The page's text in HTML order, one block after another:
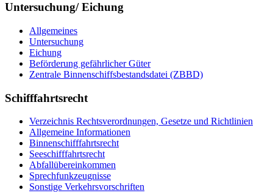
Untersuchung/ Eichung
All­ge­mei­nes
Un­ter­su­chung
Ei­chung
Be­för­de­rung ge­fähr­li­cher Gü­ter
Zen­tra­le Bin­nen­schiffs­be­stands­da­tei (ZBBD)
Schifffahrtsrecht
Ver­zeich­nis Rechts­ver­ord­nun­gen, Ge­set­ze und Richt­li­ni­en
All­ge­mei­ne In­for­ma­tio­nen
Bin­nen­schiff­fahrts­recht
See­schiff­fahrts­recht
Ab­fall­über­ein­kom­men
Sprech­funk­zeug­nis­se
Sons­ti­ge Ver­kehrs­vor­schrif­ten